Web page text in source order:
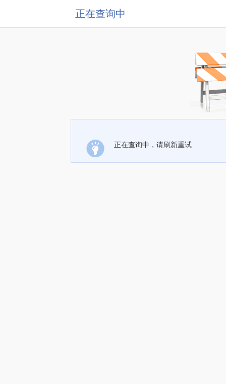
正在查询中
正在查询中，请刷新重试